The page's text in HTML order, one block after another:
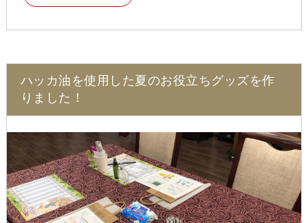
ハッカ油を使用した夏のお役立ちグッズを作
りました！